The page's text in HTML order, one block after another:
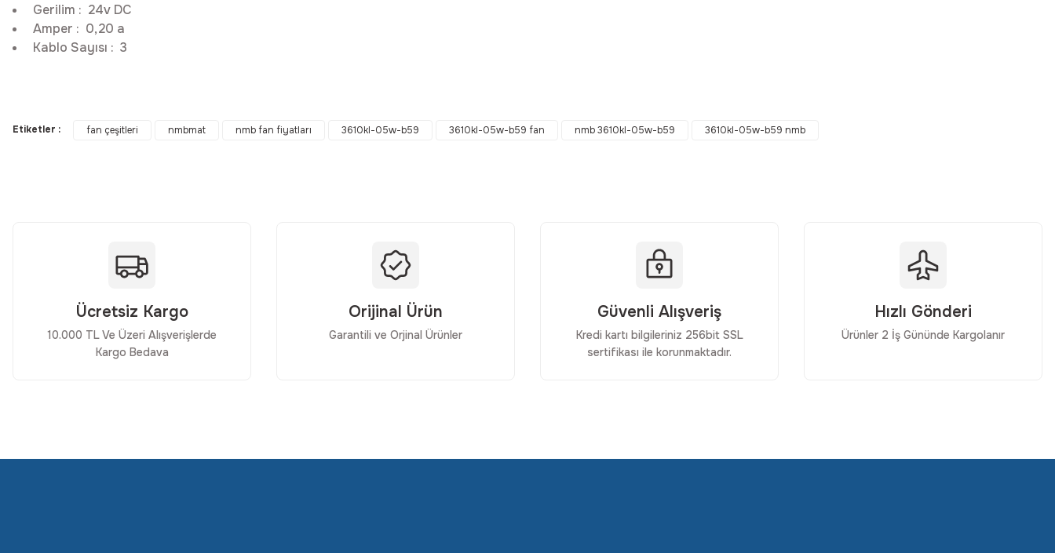
Gerilim : 24v DC
Amper : 0,20 a
Kablo Sayısı : 3
Bu ürüne benzer farklı alternatifler olmalı.
Etiketler : fan çeşitleri nmbmat nmb fan fiyatları 3610kl-05w-b59 3610kl-05w-b59 fan nmb 3610kl-05w-b59 3610kl-05w-b59 nmb
Ücretsiz Kargo
10.000 TL Ve Üzeri Alışverişlerde
Kargo Bedava
Orijinal Ürün
Garantili ve Orjinal Ürünler
Güvenli Alışveriş
Kredi kartı bilgileriniz 256bit SSL
sertifikası ile korunmaktadır.
Hızlı Gönderi
Ürünler 2 İş Gününde Kargolanır